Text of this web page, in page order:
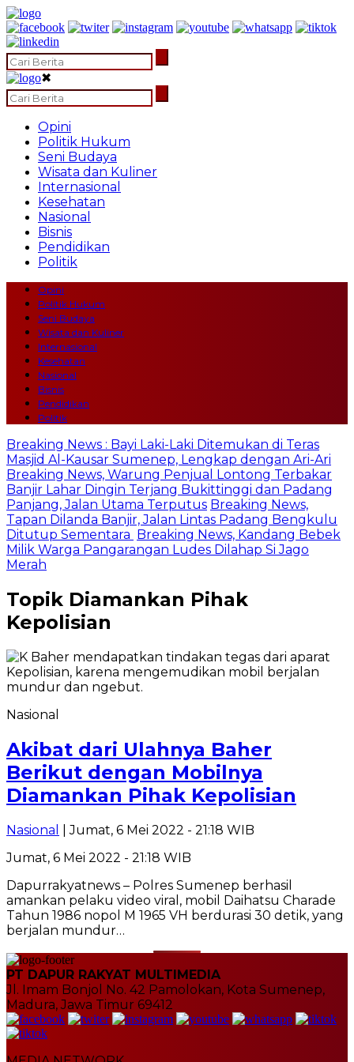
✖
Opini
Politik Hukum
Seni Budaya
Wisata dan Kuliner
Internasional
Kesehatan
Nasional
Bisnis
Pendidikan
Politik
Opini
Politik Hukum
Seni Budaya
Wisata dan Kuliner
Internasional
Kesehatan
Nasional
Bisnis
Pendidikan
Politik
Breaking News : Bayi Laki-Laki Ditemukan di Teras
Masjid Al-Kausar Sumenep, Lengkap dengan Ari-Ari
Breaking News, Warung Penjual Lontong Terbakar
Banjir Lahar Dingin Terjang Bukittinggi dan Padang
Panjang, Jalan Utama Terputus Breaking News,
Tapan Dilanda Banjir, Jalan Lintas Padang Bengkulu
Ditutup Sementara Breaking News, Kandang Bebek
Milik Warga Pangarangan Ludes Dilahap Si Jago
Merah
Topik Diamankan Pihak
Kepolisian
Nasional
Akibat dari Ulahnya Baher
Berikut dengan Mobilnya
Diamankan Pihak Kepolisian
Nasional
| Jumat, 6 Mei 2022 - 21:18 WIB
Jumat, 6 Mei 2022 - 21:18 WIB
Dapurrakyatnews – Polres Sumenep berhasil
amankan pelaku video viral, mobil Daihatsu Charade
Tahun 1986 nopol M 1965 VH berdurasi 30 detik, yang
berjalan mundur…
PT DAPUR RAKYAT MULTIMEDIA
Jl. Imam Bonjol No. 42 Pamolokan, Kota Sumenep,
Madura, Jawa Timur 69412